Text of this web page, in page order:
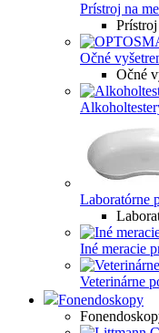
Prístroj na
Očné
Očné
Laboratórne
Iné meracie
Veterinárne
Fonendoskopy